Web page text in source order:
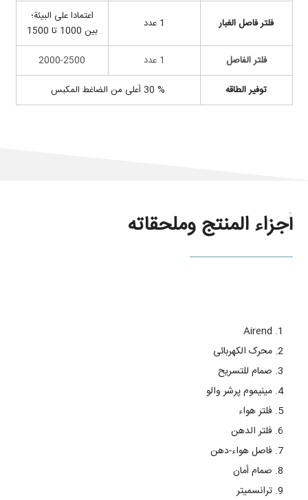
فلتر فاصل الغبار 1 عدد
اعتمادا على البيئة؛
بین 1000 تا 1500
فلتر الفاصل
1 عدد
2000-2500
توفیر الطاقه
% 30 أعلى من الضاغط المكبس
أجزاء المنتج وملحقاته
Airend
محرک الکهربائی
صمام للتسریح
مینیموم پرشر والو
فلتر هواء
فلتر الدهن
فاصل هواء-دهن
صمام أمان
ترانسمیتر